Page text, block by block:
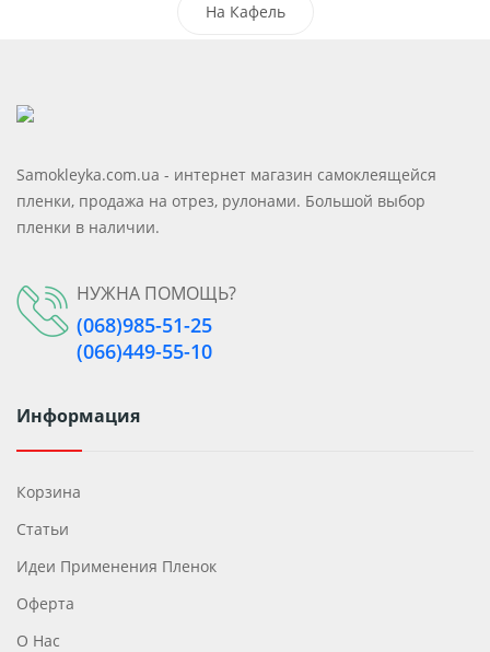
На Кафель
Samokleyka.com.ua - интернет магазин самоклеящейся
пленки, продажа на отрез, рулонами. Большой выбор
пленки в наличии.
НУЖНА ПОМОЩЬ?
(068)985-51-25
(066)449-55-10
Информация
Корзина
Статьи
Идеи Применения Пленок
Оферта
О Нас